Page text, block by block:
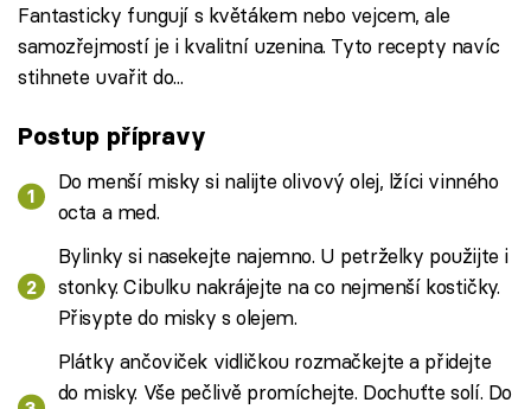
Fantasticky fungují s květákem nebo vejcem, ale
samozřejmostí je i kvalitní uzenina. Tyto recepty navíc
stihnete uvařit do...
Postup přípravy
Do menší misky si nalijte olivový olej, lžíci vinného
octa a med.
Bylinky si nasekejte najemno. U petrželky použijte i
stonky. Cibulku nakrájejte na co nejmenší kostičky.
Přisypte do misky s olejem.
Plátky ančoviček vidličkou rozmačkejte a přidejte
do misky. Vše pečlivě promíchejte. Dochuťte solí. Do